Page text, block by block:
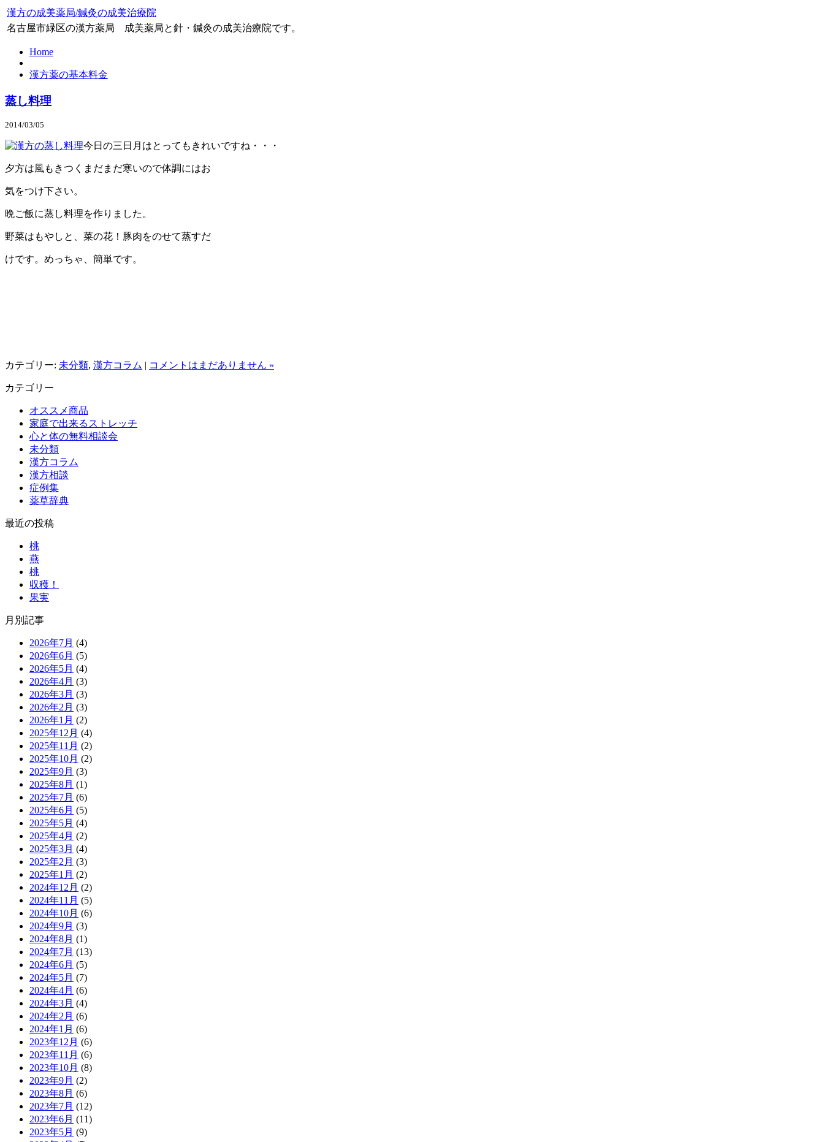
漢方の成美薬局/鍼灸の成美治療院
名古屋市緑区の漢方薬局 成美薬局と針・鍼灸の成美治療院です。
Home
漢方薬の基本料金
蒸し料理
2014/03/05
今日の三日月はとってもきれいですね・・・
夕方は風もきつくまだまだ寒いので体調にはお
気をつけ下さい。
晩ご飯に蒸し料理を作りました。
野菜はもやしと、菜の花！豚肉をのせて蒸すだ
けです。めっちゃ、簡単です。
カテゴリー: 未分類, 漢方コラム | コメントはまだありません »
カテゴリー
オススメ商品
家庭で出来るストレッチ
心と体の無料相談会
未分類
漢方コラム
漢方相談
症例集
薬草辞典
最近の投稿
桃
燕
桃
収穫！
果実
月別記事
2026年7月 (4)
2026年6月 (5)
2026年5月 (4)
2026年4月 (3)
2026年3月 (3)
2026年2月 (3)
2026年1月 (2)
2025年12月 (4)
2025年11月 (2)
2025年10月 (2)
2025年9月 (3)
2025年8月 (1)
2025年7月 (6)
2025年6月 (5)
2025年5月 (4)
2025年4月 (2)
2025年3月 (4)
2025年2月 (3)
2025年1月 (2)
2024年12月 (2)
2024年11月 (5)
2024年10月 (6)
2024年9月 (3)
2024年8月 (1)
2024年7月 (13)
2024年6月 (5)
2024年5月 (7)
2024年4月 (6)
2024年3月 (4)
2024年2月 (6)
2024年1月 (6)
2023年12月 (6)
2023年11月 (6)
2023年10月 (8)
2023年9月 (2)
2023年8月 (6)
2023年7月 (12)
2023年6月 (11)
2023年5月 (9)